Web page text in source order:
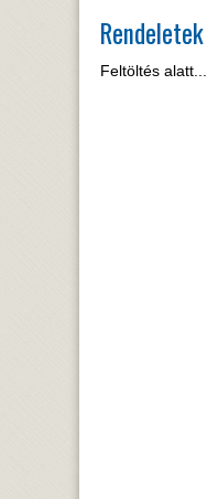
Rendeletek
Feltöltés alatt...